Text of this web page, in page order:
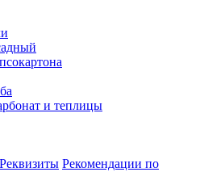
и теплицы
Реквизиты Рекомендации по